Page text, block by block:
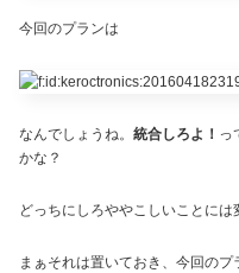
今回のプランは
なんでしょうね。 統合しろよ！ っ
かな？
どっちにしろややこしいことには
まぁそれは置いておき、今回のプ